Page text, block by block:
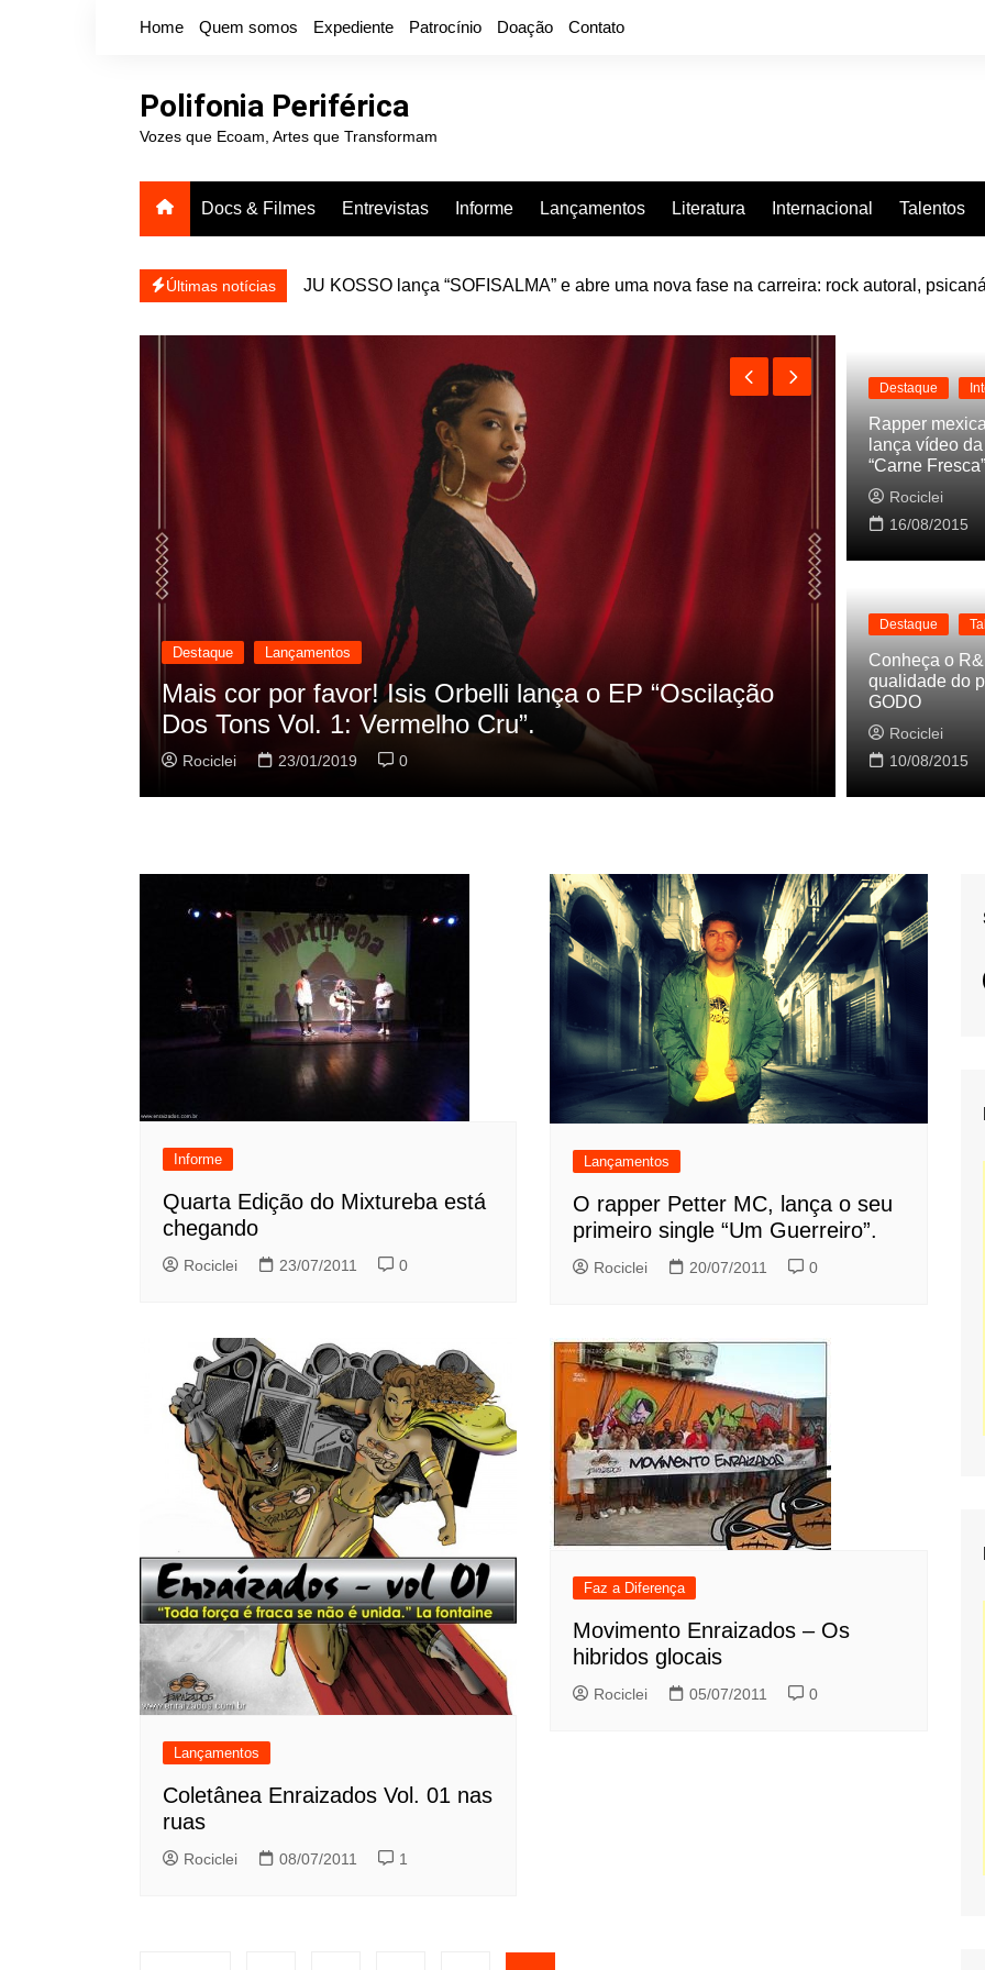
Home Quem somos Expediente Patrocínio Doação Contato
Polifonia Periférica
Vozes que Ecoam, Artes que Transformam
Docs & Filmes Entrevistas Informe Lançamentos Literatura Internacional Talentos
Últimas notícias
JU KOSSO lança “SOFISALMA” e abre uma nova fase na carreira: rock autoral,
Projota relança a mixtape “Projeção”, de 2010, nas plataformas digitais
Destaque Lançamentos
Rashid vai buscar nos HQs as referencias do clipe de
sua nova música
Rociclei 22/01/2019
Destaque
Cynthia
Baleiro
Rociclei
Destaque
Rapper
lança vídeo
“Carne Fresca”
Rociclei
16/08/2015
Destaque
Conheça o
qualidade do
GODO
Rociclei
10/08/2015
Informe
Quarta Edição do Mixtureba está
chegando
Rociclei 23/07/2011 0
Lançamentos
O rapper Petter MC, lança o seu
primeiro single “Um Guerreiro”.
Rociclei 20/07/2011 0
Lançamentos
Coletânea Enraizados Vol. 01 nas
ruas
Rociclei 08/07/2011 1
Faz a Diferença
Movimento Enraizados – Os
hibridos glocais
Rociclei 05/07/2011 0